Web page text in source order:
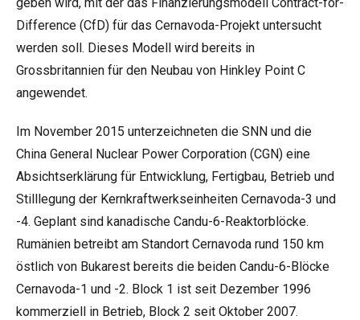
Difference (CfD) für das Cernavoda-Projekt untersucht
werden soll. Dieses Modell wird bereits in
Grossbritannien für den Neubau von Hinkley Point C
angewendet.
Im November 2015 unterzeichneten die SNN und die
China General Nuclear Power Corporation (CGN) eine
Absichtserklärung für Entwicklung, Fertigbau, Betrieb und
Stilllegung der Kernkraftwerkseinheiten Cernavoda-3 und
-4. Geplant sind kanadische Candu-6-Reaktorblöcke.
Rumänien betreibt am Standort Cernavoda rund 150 km
östlich von Bukarest bereits die beiden Candu-6-Blöcke
Cernavoda-1 und -2. Block 1 ist seit Dezember 1996
kommerziell in Betrieb, Block 2 seit Oktober 2007.